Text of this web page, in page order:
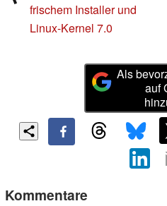
frischem Installer und
Linux-Kernel 7.0
Als
auf
Kommentare